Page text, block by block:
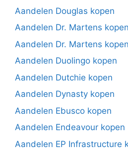
Aandelen Douglas kopen
Aandelen Dr. Martens kopen
Aandelen Dr. Martens
Aandelen Duolingo kopen
Aandelen Dutchie kopen
Aandelen Dynasty kopen
Aandelen Ebusco kopen
Aandelen Endeavour kopen
Aandelen EP Infrastructure